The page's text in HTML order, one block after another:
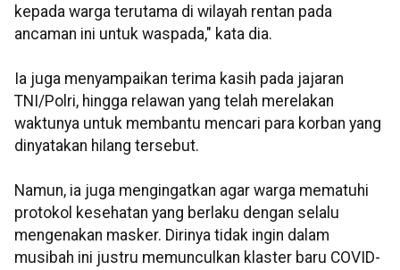
kepada warga terutama di wilayah rentan pada
ancaman ini untuk waspada," kata dia.
Ia juga menyampaikan terima kasih pada jajaran
TNI/Polri, hingga relawan yang telah merelakan
waktunya untuk membantu mencari para korban yang
dinyatakan hilang tersebut.
Namun, ia juga mengingatkan agar warga mematuhi
protokol kesehatan yang berlaku dengan selalu
mengenakan masker. Dirinya tidak ingin dalam
musibah ini justru memunculkan klaster baru COVID-